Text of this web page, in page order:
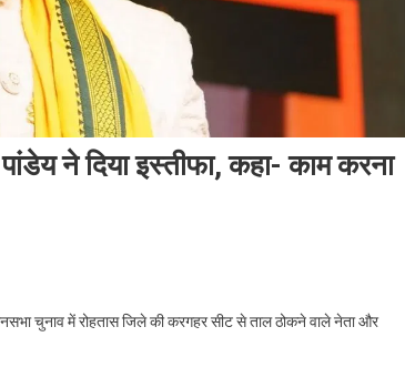
ने दिया इस्तीफा, कहा- काम करना
चुनाव में रोहतास जिले की करगहर सीट से ताल ठोकने वाले नेता और